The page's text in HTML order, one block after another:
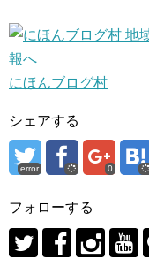
にほんブログ村
シェアする
error 0
フォローする